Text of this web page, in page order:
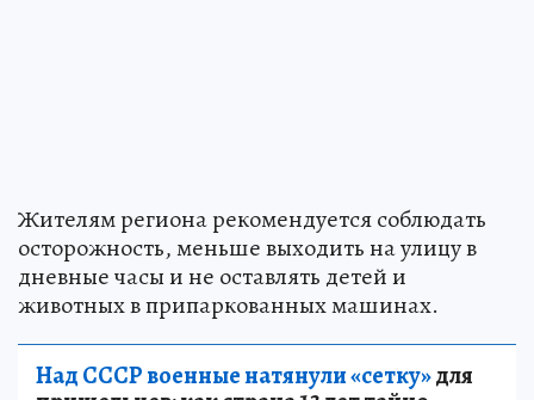
Жителям региона рекомендуется соблюдать
осторожность, меньше выходить на улицу в
дневные часы и не оставлять детей и
животных в припаркованных машинах.
Над СССР военные натянули «сетку»для